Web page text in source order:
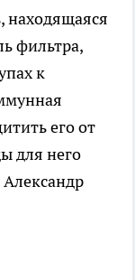
фильтра,
к
его от
для него